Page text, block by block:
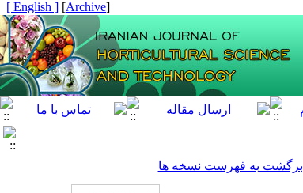
[
Archive
]
[ English ]
برگشت به فهرست نسخه ها